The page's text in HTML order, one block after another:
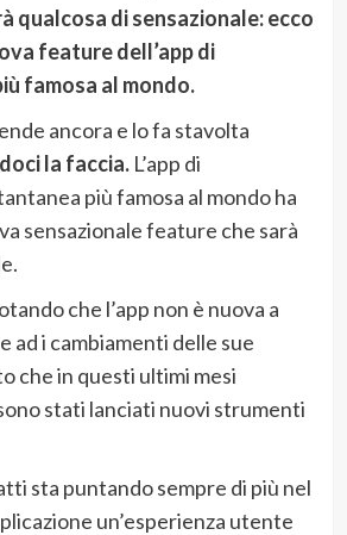
qualcosa di sensazionale: ecco
feature dell’app di
famosa al mondo.
ancora e lo fa stavolta
la faccia. L’app di
più famosa al mondo ha
sensazionale feature che sarà
che l’app non è nuova a
ad i cambiamenti delle sue
che in questi ultimi mesi
stati lanciati nuovi strumenti
sta puntando sempre di più nel
un’esperienza utente